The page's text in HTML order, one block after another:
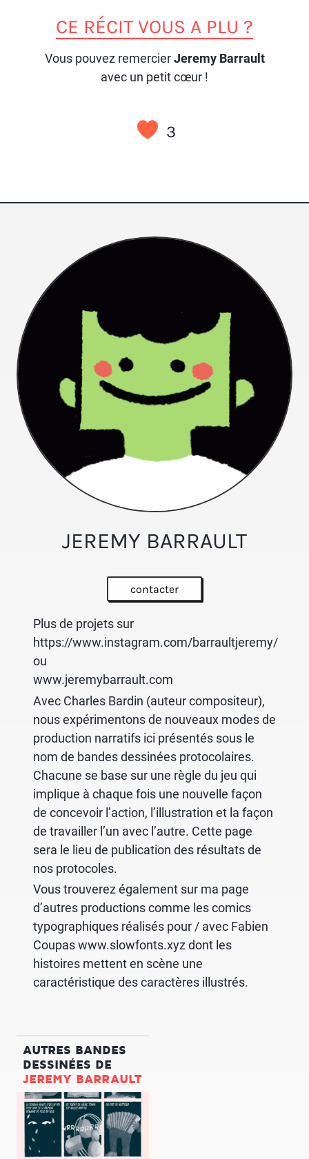
CE RÉCIT VOUS A PLU ?
Vous pouvez remercierJeremy Barrault
avec un petit cœur !
3
JEREMY BARRAULT
contacter
Plus de projets sur
https://www.instagram.com/barraultjeremy/
ou
www.jeremybarrault.com
Avec Charles Bardin (auteur compositeur),
nous expérimentons de nouveaux modes de
production narratifs ici présentés sous le
nom de bandes dessinées protocolaires.
Chacune se base sur une règle du jeu qui
implique à chaque fois une nouvelle façon
de concevoir l’action, l’illustration et la façon
de travailler l’un avec l’autre. Cette page
sera le lieu de publication des résultats de
nos protocoles.
Vous trouverez également sur ma page
d’autres productions comme les comics
typographiques réalisés pour / avec Fabien
Coupaswww.slowfonts.xyzdont les
histoires mettent en scène une
caractéristique des caractères illustrés.
AUTRES BANDES
DESSINÉES DE
JEREMY BARRAULT